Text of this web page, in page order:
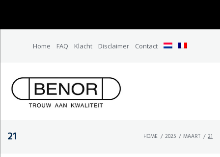
Home FAQ Klacht Disclaimer Contact
21 HOME / 2025 / MAART / 21